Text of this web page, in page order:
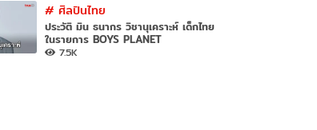
# ศิลปินไทย
ประวัติ มิน ธนากร วิชานุเคราะห์ เด็กไทย
ในรายการ BOYS PLANET
7.5K